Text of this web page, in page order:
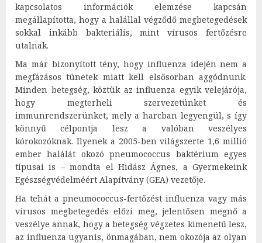
kapcsolatos információk elemzése kapcsán
megállapította, hogy a halállal végződő megbetegedések
sokkal inkább bakteriális, mint vírusos fertőzésre
utalnak.
Ma már bizonyított tény, hogy influenza idején nem a
megfázásos tünetek miatt kell elsősorban aggódnunk.
Minden betegség, köztük az influenza egyik velejárója,
hogy megterheli szervezetünket és
immunrendszerünket, mely a harcban legyengül, s így
könnyű célpontja lesz a valóban veszélyes
kórokozóknak. Ilyenek a 2005-ben világszerte 1,6 millió
ember halálát okozó pneumococcus baktérium egyes
típusai is – mondta el Hidász Ágnes, a Gyermekeink
Egészségvédelméért Alapítvány (GEA) vezetője.
Ha tehát a pneumococcus-fertőzést influenza vagy más
vírusos megbetegedés előzi meg, jelentősen megnő a
veszélye annak, hogy a betegség végzetes kimenetű lesz,
az influenza ugyanis, önmagában, nem okozója az olyan